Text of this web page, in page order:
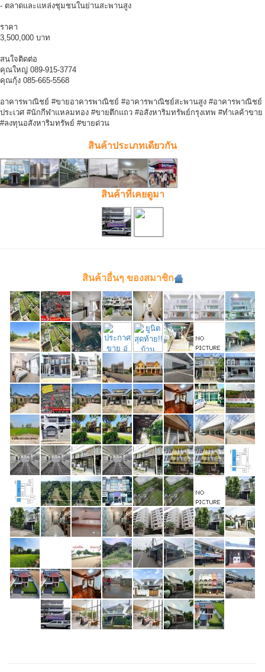
- ตลาดและแหล่งชุมชนในย่านสะพานสูง
ราคา
3,500,000 บาท
สนใจติดต่อ
คุณใหญ่ 089-915-3774
คุณกุ้ง 085-665-5568
อาคารพาณิชย์ #ขายอาคารพาณิชย์ #อาคารพาณิชย์สะพานสูง #อาคารพาณิชย์
ประเวศ #นักกีฬาแหลมทอง #ขายตึกแถว #อสังหาริมทรัพย์กรุงเทพ #ทำเลค้าขาย
#ลงทุนอสังหาริมทรัพย์ #ขายด่วน
สินค้าประเภทเดียวกัน
สินค้าที่เคยดูมา
สินค้าอื่นๆ ของสมาชิก